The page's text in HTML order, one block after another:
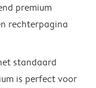
premium
rechterpagina
standaard
is perfect voor